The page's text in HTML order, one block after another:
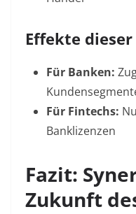
Effekte
Für Banken:
Für Fintechs:
Banklizenzen
Fazit:
Zukunft